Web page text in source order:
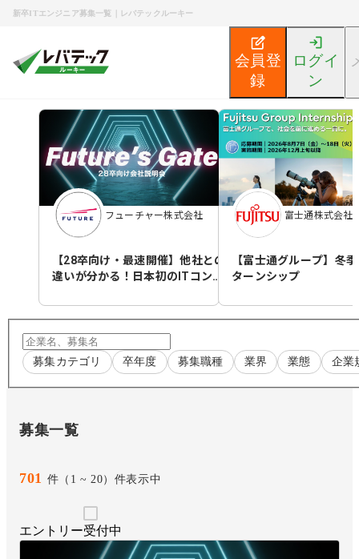
新卒ITエンジニア募集一覧｜レバテックルーキー
会員登
録
ログイ
ン
フューチャー株式会社
【28卒向け・最速開催】他社との
違いが分かる！日本初のITコンサ
富士通株式会社
【富士通グループ】冬
ターンシップ
募集カテゴリ 卒年度 募集職種 業界 業態 企業
募集一覧
701 件（1 ~ 20）件表示中
エントリー受付中